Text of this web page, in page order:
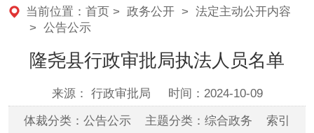
当前位置： 首页 > 政务公开> 法定主动公开内容
> 公告公示
隆尧县行政审批局执法人员名单
来源： 行政审批局 时间：2024-10-09
体裁分类：公告公示 主题分类：综合政务 索引